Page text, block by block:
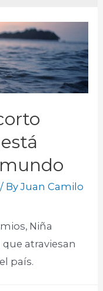
/ ByJuan Camilo
Niña
atraviesan
país.